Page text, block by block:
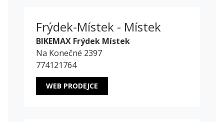
Frýdek-Místek - Místek
BIKEMAX Frýdek Místek
Na Konečné 2397
774121764
WEB PRODEJCE